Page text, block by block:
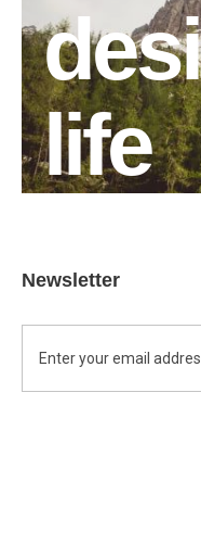
life
Newsletter